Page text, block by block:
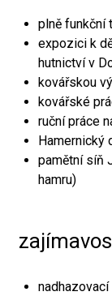
plně funkční
expozici k
hutnictví v
kovářskou
kovářské
ruční práce
Hamernický
pamětní síň
hamru)
nadhazovací